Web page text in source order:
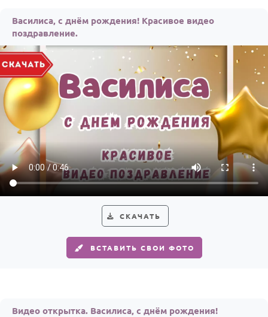
Василиса, с днём рождения! Красивое видео
поздравление.
СКАЧАТЬ
ВСТАВИТЬ СВОИ ФОТО
Видео открытка. Василиса, с днём рождения!